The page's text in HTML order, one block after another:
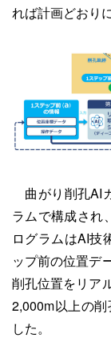
れば計画どおり
曲がり削孔AI
ラムで構成され
ログラムはAI技
ップ前の位置デ
削孔位置をリア
2,000m以上の
した。